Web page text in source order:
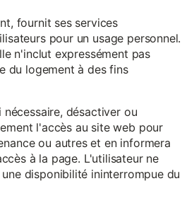
fournit ses services
pour un usage personnel.
n'inclut expressément pas
du logement à des fins
nécessaire, désactiver ou
l'accès au site web pour
ou autres et en informera
à la page. L'utilisateur ne
disponibilité ininterrompue du